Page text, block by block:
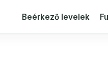
Beérkező levelek